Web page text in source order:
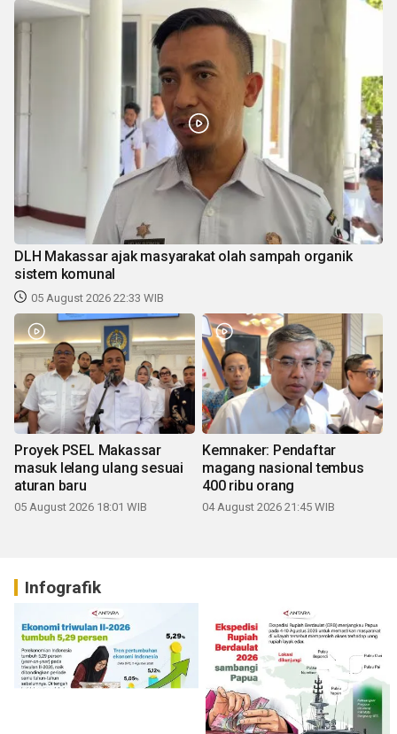
DLH Makassar ajak masyarakat olah sampah organik
sistem komunal
05 August 2026 22:33 WIB
Proyek PSEL Makassar
masuk lelang ulang sesuai
aturan baru
05 August 2026 18:01 WIB
Kemnaker: Pendaftar
magang nasional tembus
400 ribu orang
04 August 2026 21:45 WIB
Infografik